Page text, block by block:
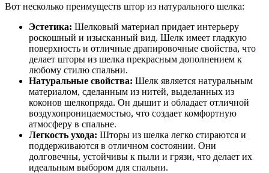
Вот несколько преимуществ штор из натурального шелка:
Эстетика: Шелковый материал придает интерьеру
роскошный и изысканный вид. Шелк имеет гладкую
поверхность и отличные драпировочные свойства, что
делает шторы из шелка прекрасным дополнением к
любому стилю спальни.
Натуральные свойства: Шелк является натуральным
материалом, сделанным из нитей, выделанных из
коконов шелкопряда. Он дышит и обладает отличной
воздухопроницаемостью, что создает комфортную
атмосферу в спальне.
Легкость ухода: Шторы из шелка легко стираются и
поддерживаются в отличном состоянии. Они
долговечны, устойчивы к пыли и грязи, что делает их
идеальным выбором для спальни.